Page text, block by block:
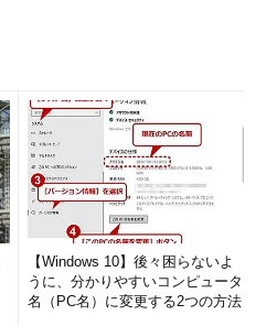
【Windows 10】後々困らないよ
うに、分かりやすいコンピュータ
名（PC名）に変更する2つの方法